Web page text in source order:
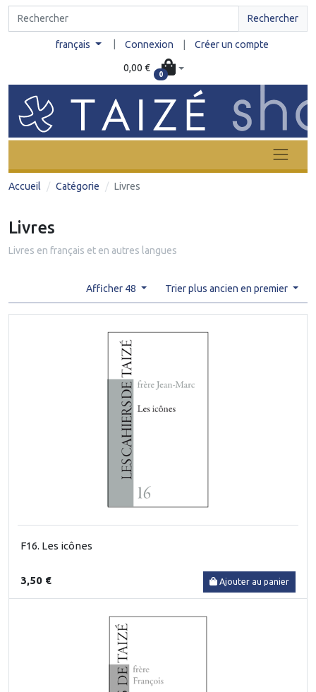
Rechercher
français Connexion Créer un compte
0,00 €
0
Accueil Catégorie Livres
Livres
Livres en français et en autres langues
Afficher 48 Trier plus ancien en premier
F16. Les icônes
3,50 € Ajouter au panier